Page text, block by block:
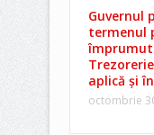
Guvernul
termenul
aplică și
octombrie